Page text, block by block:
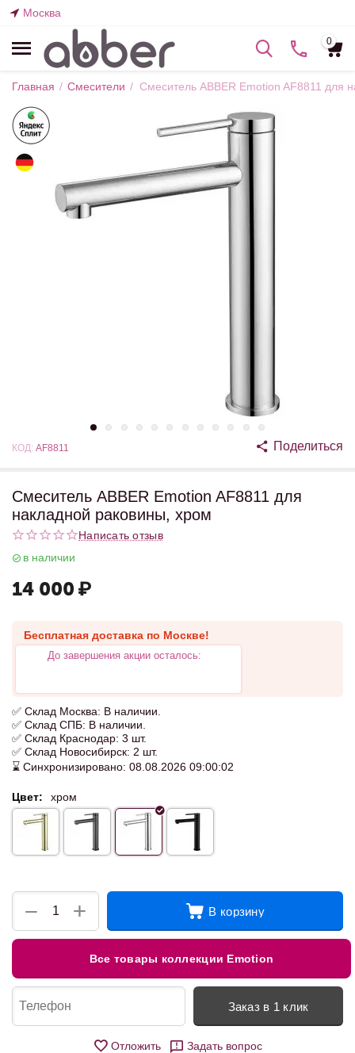
Москва
0
Главная / Смесители / Смеситель ABBER Emotion AF8811 для
КОД: AF8811 Поделиться
Смеситель ABBER Emotion AF8811 для
накладной раковины, хром
Написать отзыв
в наличии
14 000 ₽
Бесплатная доставка по Москве!
До завершения акции осталось:
✅ Склад Москва: В наличии.
✅ Склад СПБ: В наличии.
✅ Склад Краснодар: 3 шт.
✅ Склад Новосибирск: 2 шт.
⌛ Синхронизировано: 08.08.2026 09:00:02
Цвет: хром
+
− В корзину
Все товары коллекции Emotion
Заказ в 1 клик
Отложить Задать вопрос